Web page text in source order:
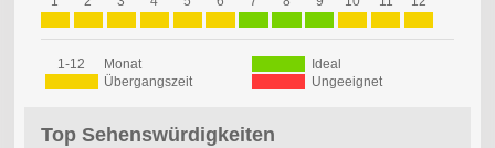
1-12 Monat
Ideal
Übergangszeit
Ungeeignet
Top Sehenswürdigkeiten